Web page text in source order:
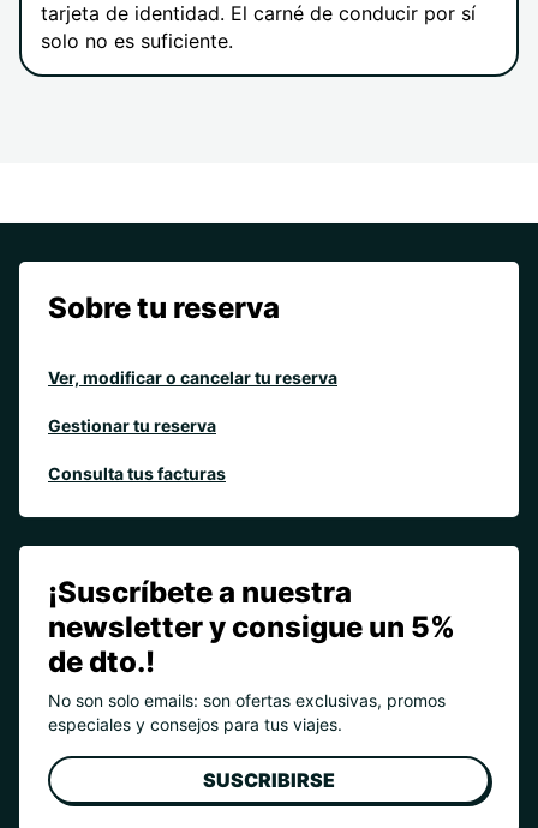
tarjeta de identidad. El carné de conducir por sí
solo no es suficiente.
Sobre tu reserva
Ver, modificar o cancelar tu reserva
Gestionar tu reserva
Consulta tus facturas
¡Suscríbete a nuestra
newsletter y consigue un 5%
de dto.!
No son solo emails: son ofertas exclusivas, promos
especiales y consejos para tus viajes.
SUSCRIBIRSE